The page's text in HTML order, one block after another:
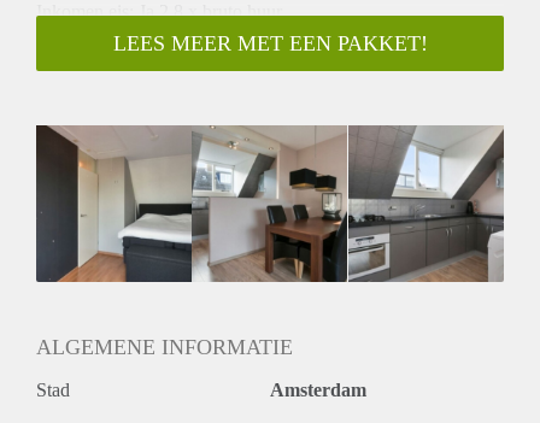
Inkomen eis: Ja 2,8 x bruto huur
Garantiestelling mogelijk: Ja
Borg: 1 maand
Gedeelde keuken: Nee
Gedeelde Douche: Nee
Gedeelde woonkamer: Nee
Huisgenoten: Nee
Geslacht huisgenoten: N.v.t.
LEES MEER MET EEN PAKKET!
ALGEMENE INFORMATIE
Stad Amsterdam